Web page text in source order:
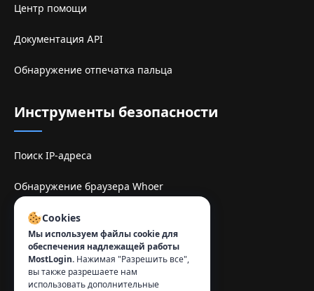
Центр помощи
Документация API
Обнаружение отпечатка пальца
Инструменты безопасности
Поиск IP-адреса
Обнаружение браузера Whoer
Sitio de espelhe TamilMV
Контакты:
info@mostlogin.com
Cookies
Мы используем файлы cookie для
обеспечения надлежащей работы
MostLogin. Нажимая "Разрешить все",
вы также разрешаете нам
использовать дополнительные